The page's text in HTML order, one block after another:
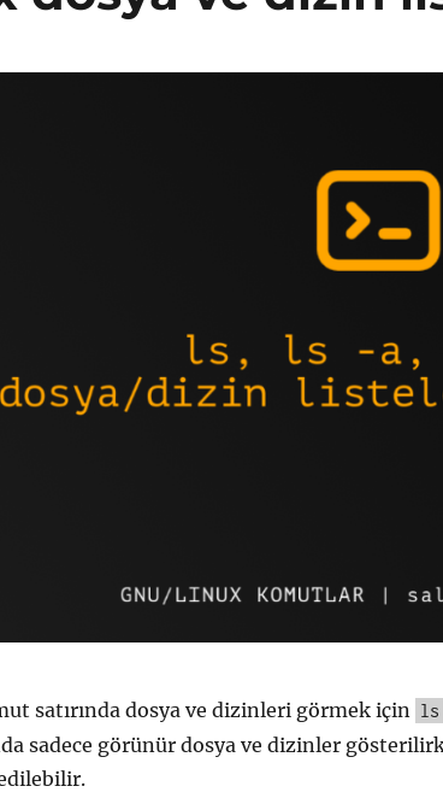
satırında dosya ve dizinleri görmek için ls
sadece görünür dosya ve dizinler